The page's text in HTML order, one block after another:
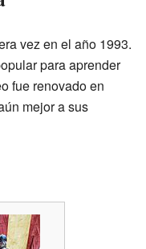
vez en el año 1993.
para aprender
fue renovado en
mejor a sus